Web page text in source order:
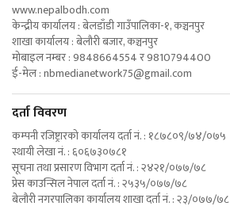
www.nepalbodh.com
केन्द्रीय कार्यालय : बेलडाँडी गाउँपालिका-१, कञ्चनपुर
शाखा कार्यालय : बेलौरी बजार, कञ्चनपुर
मोबाइल नम्बर : 9848664554 र 9810794400
ई-मेल :nbmedianetwork75@gmail.com
दर्ता विवरण
कम्पनी रजिष्ट्रारको कार्यालय दर्ता नं. : १८७८०९/७४/०७५
स्थायी लेखा नं. : ६०६७३०७८१
सूचना तथा प्रसारण विभाग दर्ता नं. : २४२१/०७७/७८
प्रेस काउन्सिल नेपाल दर्ता नं. : २५३५/०७७/७८
बेलौरी नगरपालिका कार्यालय शाखा दर्ता नं. : २३/०७७/७८